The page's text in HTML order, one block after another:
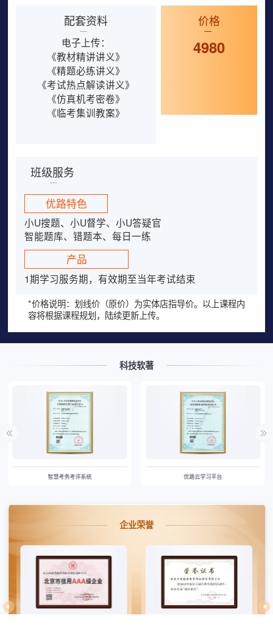
配套资料
电子上传：
《教材精讲讲义》
《精题必练讲义》
《考试热点解读讲义》
《仿真机考密卷》
《临考集训教案》
价格
4980
班级服务
优路特色
小U搜题、小U督学、小U答疑官
智能题库、错题本、每日一练
产品
1期学习服务期，有效期至当年考试结束
*价格说明：划线价（原价）为实体店指导价。以上课程内
容将根据课程规划，陆续更新上传。
科技软著
智慧考务考评系统 优路云学习平台
企业荣誉